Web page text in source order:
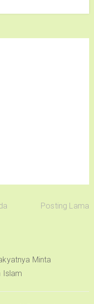
Posting Lama
Minta
Islam